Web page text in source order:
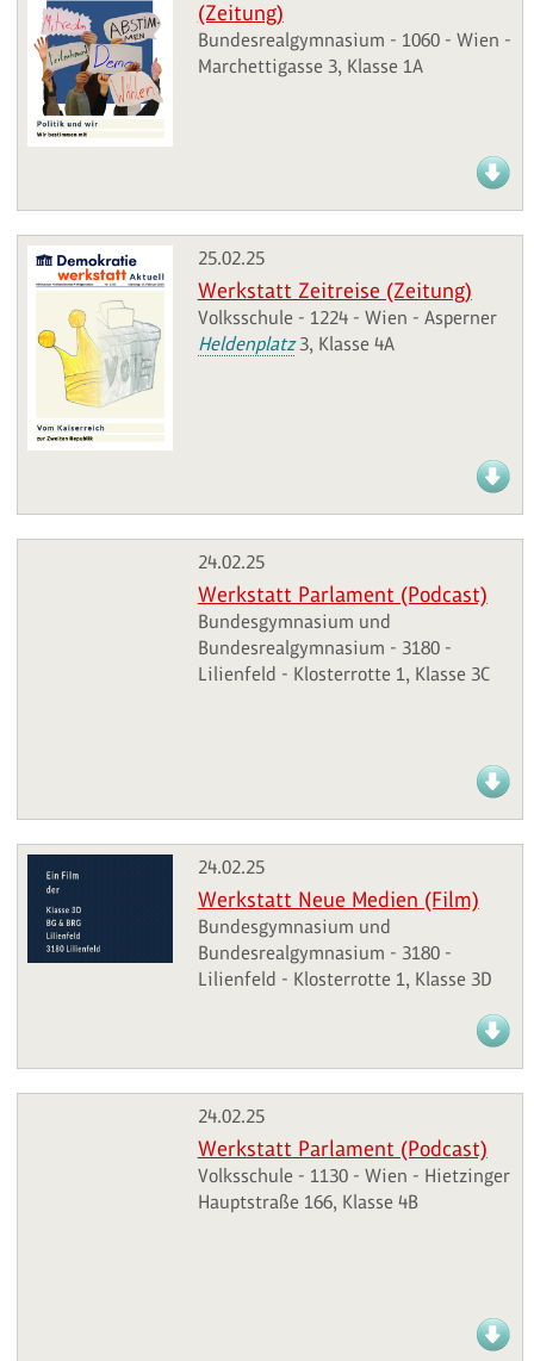
(Zeitung)
Bundesrealgymnasium - 1060 - Wien -
Marchettigasse 3, Klasse 1A
25.02.25
Werkstatt Zeitreise (Zeitung)
Volksschule - 1224 - Wien - Asperner
Heldenplatz3, Klasse 4A
24.02.25
Werkstatt Parlament (Podcast)
Bundesgymnasium und
Bundesrealgymnasium - 3180 -
Lilienfeld - Klosterrotte 1, Klasse 3C
24.02.25
Werkstatt Neue Medien (Film)
Bundesgymnasium und
Bundesrealgymnasium - 3180 -
Lilienfeld - Klosterrotte 1, Klasse 3D
24.02.25
Werkstatt Parlament (Podcast)
Volksschule - 1130 - Wien - Hietzinger
Hauptstraße 166, Klasse 4B